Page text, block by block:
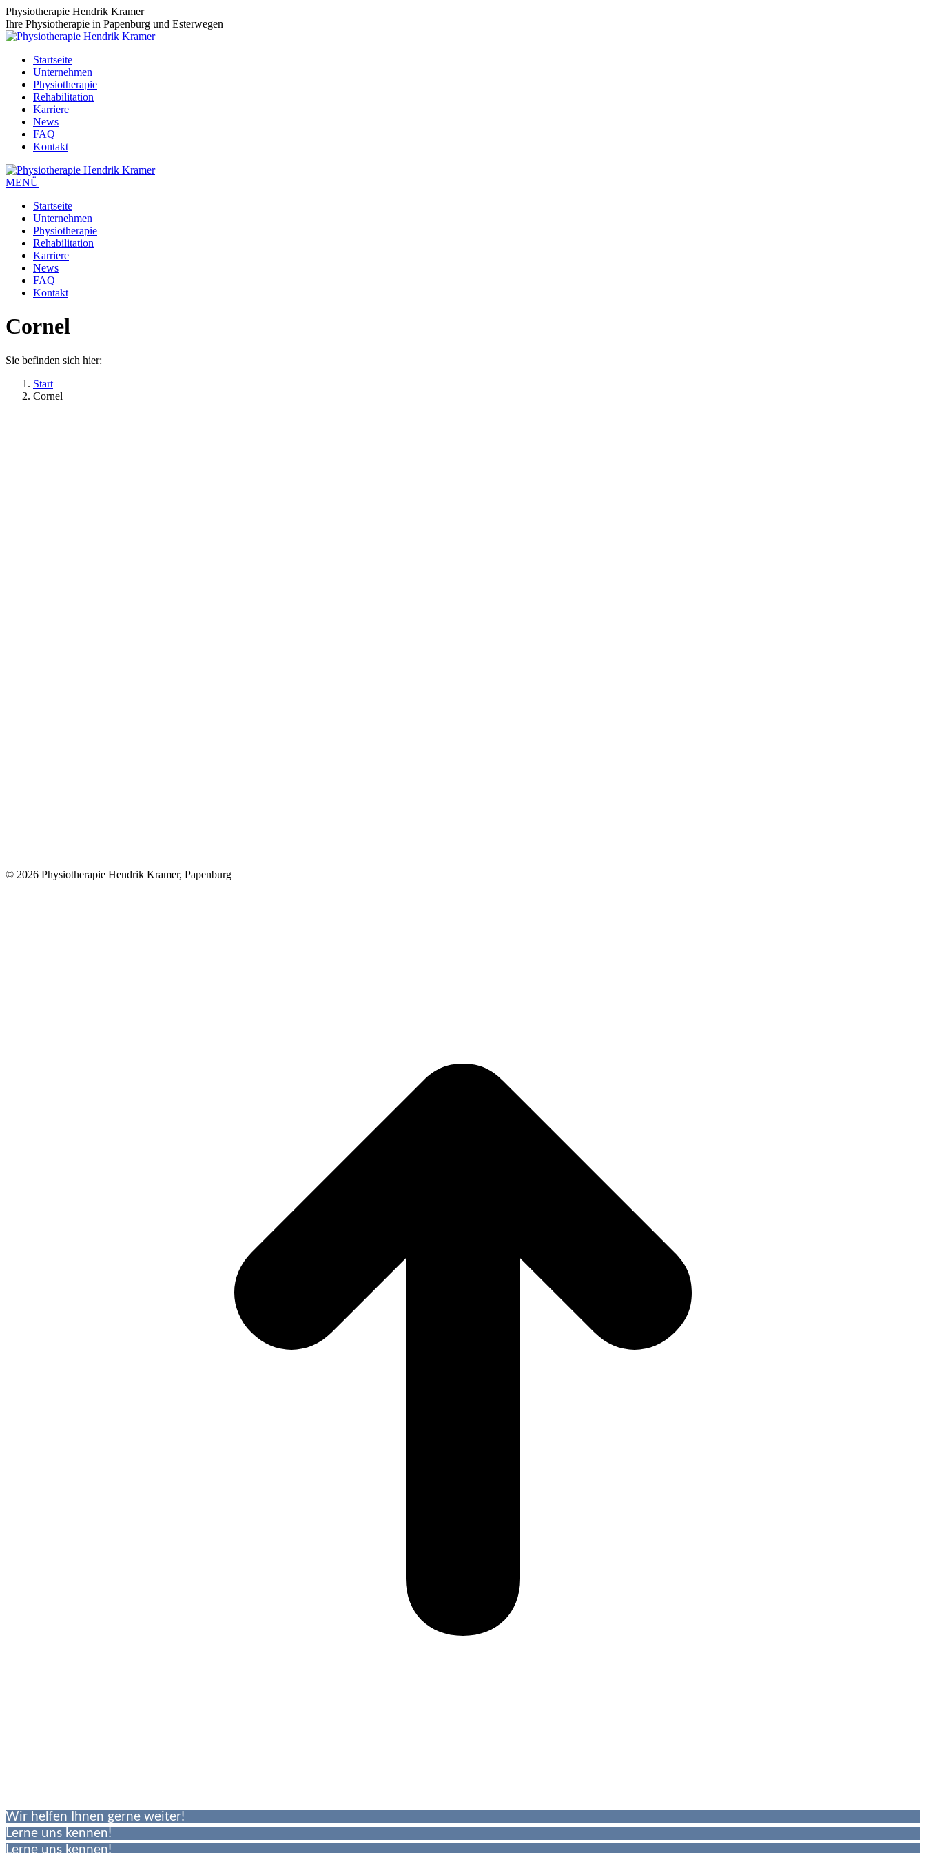
Zum
Inhalt
springen
Physiotherapie Hendrik Kramer
Ihre Physiotherapie in Papenburg und Esterwegen
Startseite
Unternehmen
Physiotherapie
Rehabilitation
Karriere
News
FAQ
Kontakt
MENÜ
Startseite
Unternehmen
Physiotherapie
Rehabilitation
Karriere
News
FAQ
Kontakt
Cornel
Sie befinden sich hier:
Start
Cornel
© 2026 Physiotherapie Hendrik Kramer, Papenburg
Wir helfen Ihnen gerne weiter!
Lerne uns kennen!
Lerne uns kennen!